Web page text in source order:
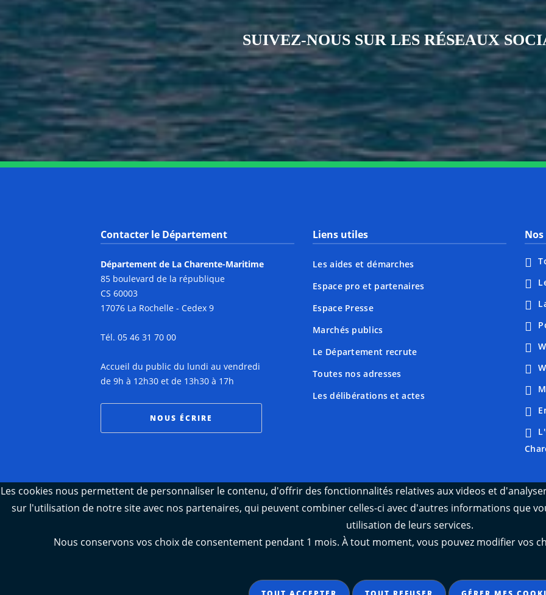
SUIVEZ-NOUS SUR LES RÉSEAUX
Notre page Instagram
Notre page Facebook
Notre page XNotre page Tiktok
Notre page
Notre
Contacter le Département
Département de La Charente-Maritime
85 boulevard de la république
CS 60003
17076 La Rochelle - Cedex 9
Tél. 05 46 31 70 00
Accueil du public du lundi au vendredi
de 9h à 12h30 et de 13h30 à 17h
NOUS ÉCRIRE
Liens utiles
Les aides et démarches
Espace pro et partenaires
Espace Presse
Marchés publics
Le Département recrute
Toutes nos adresses
Les délibérations et actes
Les cookies nous permettent de personnaliser le contenu, d'offrir des fonctionnalités relatives aux videos et
sur l'utilisation de notre site avec nos partenaires, qui peuvent combiner celles-ci avec d'autres informations que
utilisation de leurs services.
Nous conservons vos choix de consentement pendant 1 mois. À tout moment, vous pouvez modifier vos